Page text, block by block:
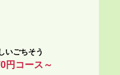
いごちそう
円コース～